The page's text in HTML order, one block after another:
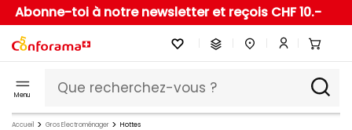
Abonne-toi à notre newsletter et reçois CHF 10.-
Menu
Accueil Gros Electroménager Hottes